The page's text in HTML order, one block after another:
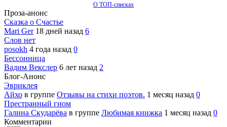
О ТОП-списках
Проза-анонс
Сказка о Счастье
Mari Ger 18 дней назад 6
Слов нет
posokh 4 года назад 0
Бессонница
Вадим Векслер 6 лет назад 2
Блог-Анонс
Эвриклея
Айхо в группе Отзывы на стихи поэтов. 1 месяц назад 0
Престранный гном
Галина Скударёва в группе Любимая книжка 1 месяц назад 0
Комментарии